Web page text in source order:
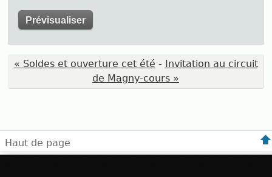
« Soldes et ouverture cet été - Invitation au circuit
de Magny-cours »
Haut de page